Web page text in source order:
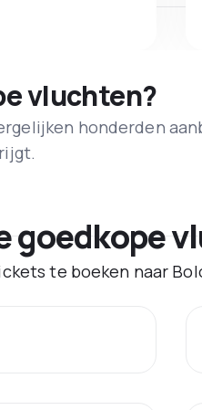
vluchten?
honderden
goedkope
te boeken naar